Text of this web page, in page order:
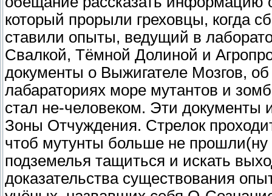
который прорыли греховцы, когда
ставили опыты, ведущий в
Свалкой, Тёмной Долиной и
документы о Выжигателе Мозгов,
лабараториях море мутантов и
стал не-человеком. Эти документы
Зоны Отчуждения. Стрелок
чтоб мутунты больше не прошли(ну
подземелья тащиться и искать
доказательства существования